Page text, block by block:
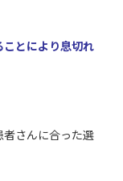
とにより息切れ
者さんに合った選